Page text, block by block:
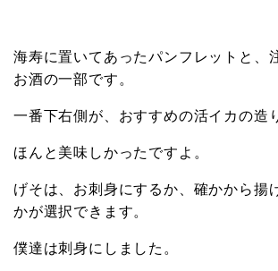
海寿に置いてあったパンフレットと、
お酒の一部です。
一番下右側が、おすすめの活イカの造
ほんと美味しかったですよ。
げそは、お刺身にするか、確かから揚
かが選択できます。
僕達は刺身にしました。